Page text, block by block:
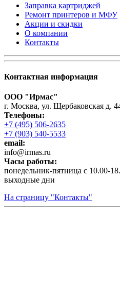
Заправка картриджей
Ремонт принтеров и МФУ
Акции и скидки
О компании
Контакты
Контактная информация
ООО "Ирмас"
г. Москва, ул. Щербаковская д.
Телефоны:
+7 (495) 506-2635
+7 (903) 540-5533
email:
infо@irmas.ru
Часы работы:
понедельник-пятница с 10.00-
выходные дни
На страницу "Контакты"